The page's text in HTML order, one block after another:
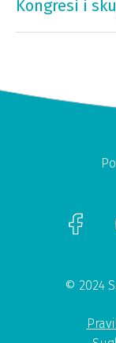
Kongresi i
© 2024